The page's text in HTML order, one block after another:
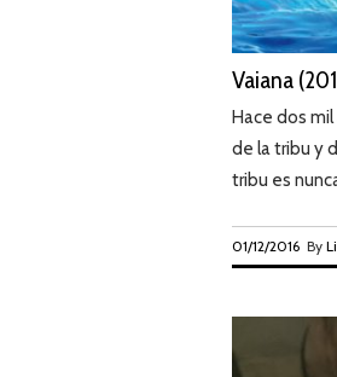
Vaiana
Hace dos mil
de la tribu y
tribu es
01/12/2016 By